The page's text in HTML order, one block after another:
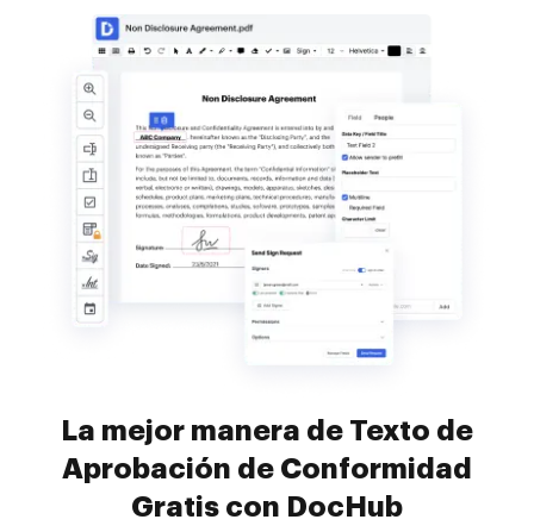
La mejor manera de Texto de
Aprobación de Conformidad
Gratis con DocHub